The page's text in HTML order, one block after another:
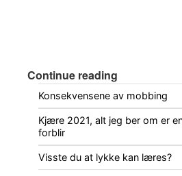
Continue reading
Konsekvensene av mobbing
Kjære 2021, alt jeg ber om er
forblir
Visste du at lykke kan læres?